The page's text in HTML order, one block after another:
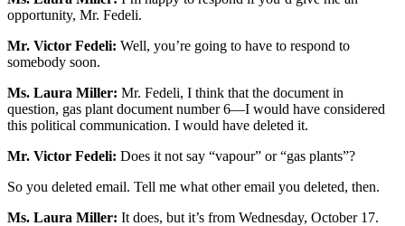
opportunity, Mr. Fedeli.
Mr. Victor Fedeli: Well, you’re going to have to respond to
somebody soon.
Ms. Laura Miller: Mr. Fedeli, I think that the document in
question, gas plant document number 6—I would have considered
this political communication. I would have deleted it.
Mr. Victor Fedeli: Does it not say “vapour” or “gas plants”?
So you deleted email. Tell me what other email you deleted, then.
Ms. Laura Miller: It does, but it’s from Wednesday, October 17.